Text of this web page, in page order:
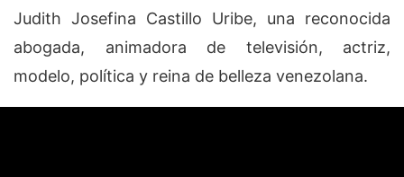
Judith Josefina Castillo Uribe, una reconocida
abogada, animadora de televisión, actriz,
modelo, política y reina de belleza venezolana.